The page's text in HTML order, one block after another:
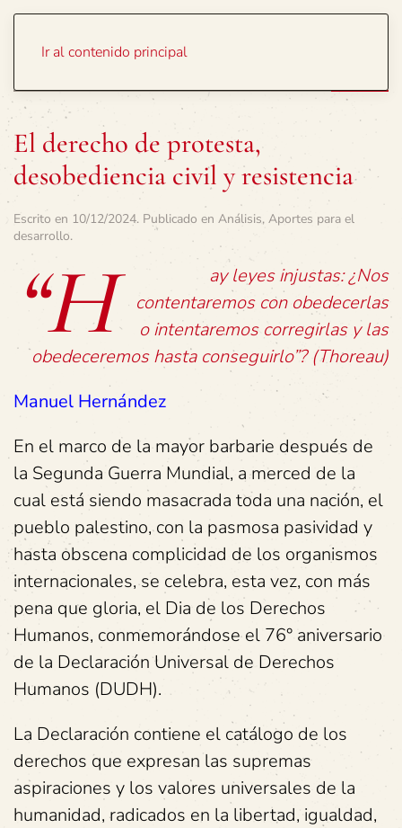
Ir al contenido principal
El derecho de protesta,
desobediencia civil y resistencia
Escrito en 10/12/2024. Publicado en Análisis, Aportes para el
desarrollo.
“H
ay leyes injustas: ¿Nos
contentaremos con obedecerlas
o intentaremos corregirlas y las
obedeceremos hasta conseguirlo”? (Thoreau)
Manuel Hernández
En el marco de la mayor barbarie después de
la Segunda Guerra Mundial, a merced de la
cual está siendo masacrada toda una nación, el
pueblo palestino, con la pasmosa pasividad y
hasta obscena complicidad de los organismos
internacionales, se celebra, esta vez, con más
pena que gloria, el Dia de los Derechos
Humanos, conmemorándose el 76° aniversario
de la Declaración Universal de Derechos
Humanos (DUDH).
La Declaración contiene el catálogo de los
derechos que expresan las supremas
aspiraciones y los valores universales de la
humanidad, radicados en la libertad, igualdad,